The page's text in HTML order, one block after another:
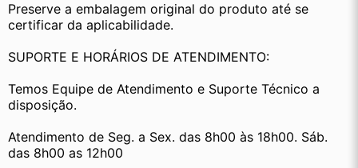
Preserve a embalagem original do produto até se
certificar da aplicabilidade.
SUPORTE E HORÁRIOS DE ATENDIMENTO:
Temos Equipe de Atendimento e Suporte Técnico a
disposição.
Atendimento de Seg. a Sex. das 8h00 às 18h00. Sáb.
das 8h00 as 12h00